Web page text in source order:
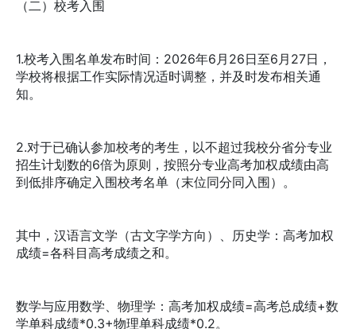
（二）校考入围
1.校考入围名单发布时间：2026年6月26日至6月27日，
学校将根据工作实际情况适时调整，并及时发布相关通
知。
2.对于已确认参加校考的考生，以不超过我校分省分专业
招生计划数的6倍为原则，按照分专业高考加权成绩由高
到低排序确定入围校考名单（末位同分同入围）。
其中，汉语言文学（古文字学方向）、历史学：高考加权
成绩=各科目高考成绩之和。
数学与应用数学、物理学：高考加权成绩=高考总成绩+数
学单科成绩*0.3+物理单科成绩*0.2。